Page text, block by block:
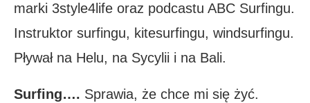
marki 3style4life oraz podcastu ABC Surfingu.
Instruktor surfingu, kitesurfingu, windsurfingu.
Pływał na Helu, na Sycylii i na Bali.
Surfing…. Sprawia, że chce mi się żyć.